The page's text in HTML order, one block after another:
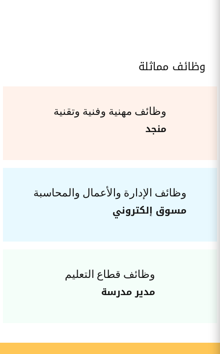
وظائف مماثلة
وظائف مهنية وفنية وتقنية
منجد
وظائف الإدارة والأعمال والمحاسبة
مسوق إلكتروني
وظائف قطاع التعليم
مدير مدرسة